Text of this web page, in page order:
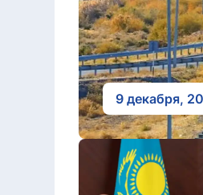
9 декабря,